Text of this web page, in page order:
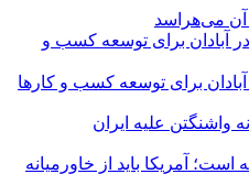
آن می‌هراسد
برای توسعه کسب‌ و کارها
واشنگتن علیه ایران
آمریکا باید از خاورمیانه